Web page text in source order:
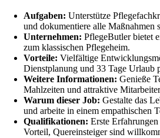
Aufgaben: Unterstütze
und dokumentiere alle Maßnahmen
Unternehmen: PflegeButler bietet
zum klassischen Pflegeheim.
Vorteile: Vielfältige
Dienstplanung und 33 Tage Urlaub
Weitere Informationen: Genieße
Mahlzeiten und attraktive
Warum dieser Job: Gestalte das
und arbeite in einem empathischen
Qualifikationen: Erste
Vorteil, Quereinsteiger sind